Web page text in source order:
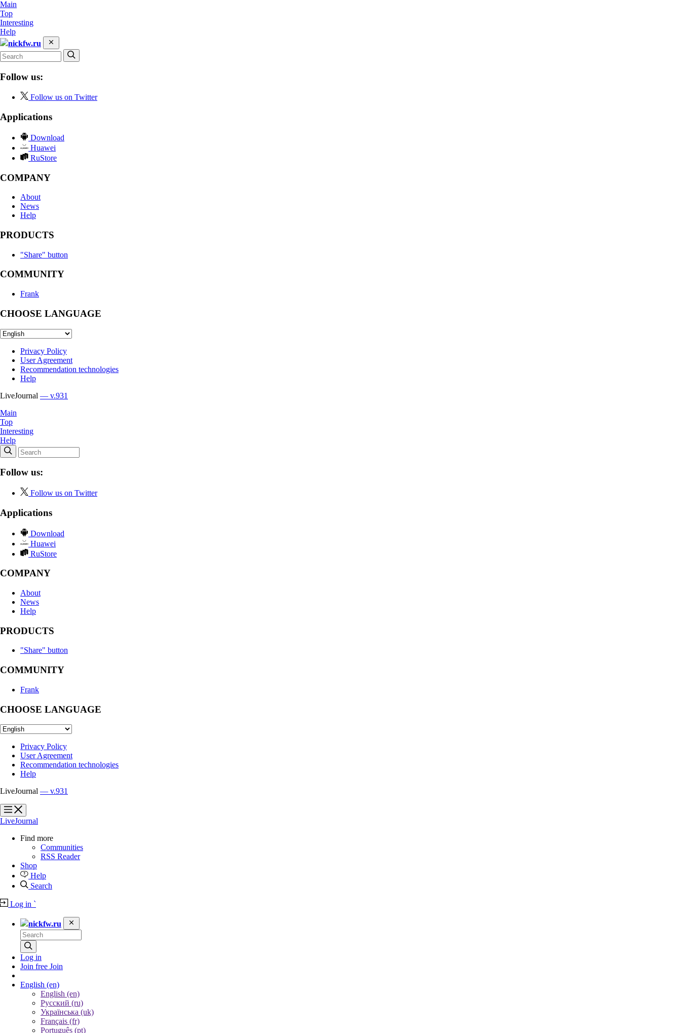
Main
Top
Interesting
Help
nickfw.ru
Follow us:
Follow us on Twitter
Applications
Download
Huawei
RuStore
COMPANY
About
News
Help
PRODUCTS
"Share" button
COMMUNITY
Frank
CHOOSE LANGUAGE
Privacy Policy
User Agreement
Recommendation technologies
Help
LiveJournal — v.931
Main
Top
Interesting
Help
Follow us:
Follow us on Twitter
Applications
Download
Huawei
RuStore
COMPANY
About
News
Help
PRODUCTS
"Share" button
COMMUNITY
Frank
CHOOSE LANGUAGE
Privacy Policy
User Agreement
Recommendation technologies
Help
LiveJournal — v.931
?
?
LiveJournal
Find more
Communities
RSS Reader
Shop
Help
Search
Log in `
nickfw.ru
Log in
Join free Join
English (en)
English (en)
Русский (ru)
Українська (uk)
Français (fr)
Português (pt)